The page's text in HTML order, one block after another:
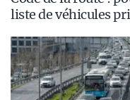
liste de véhicules